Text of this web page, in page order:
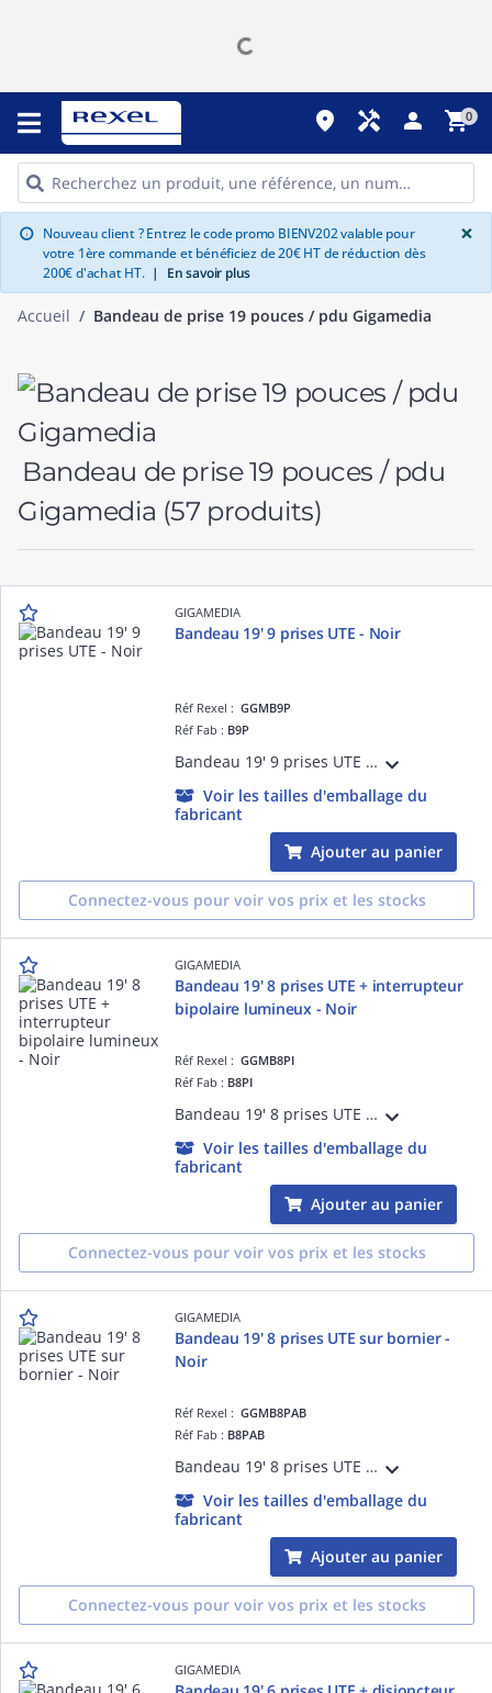
place handyman person shopping_cart0
info Nouveau client ? Entrez le code promo BIENV202 valable pour
votre 1ère commande et bénéficiez de 20€ HT de réduction dès
200€ d'achat HT. | En savoir plus
×
Accueil Bandeau de prise 19 pouces / pdu Gigamedia
Bandeau de prise 19 pouces / pdu
Gigamedia (57 produits)
GIGAMEDIA
Bandeau 19' 9 prises UTE - Noir
Réf Rexel :GGMB9P
Réf Fab : B9P
Bandeau 19' 9 prises UTE 2 pôles + terre 16 A - 250 V équipé avec un cordon d'alimentation H05VVF 2 m - 3 x 1,5 mm² avec fiche Schuko 16 A - 250 V - Noir
Voir les tailles d'emballage du
fabricant
Ajouter au panier
Connectez-vous pour voir vos prix et les stocks
GIGAMEDIA
Bandeau 19' 8 prises UTE + interrupteur
bipolaire lumineux - Noir
Réf Rexel :GGMB8PI
Réf Fab : B8PI
Bandeau 19' 8 prises UTE 2 pôles + terre 16 A - 250 V équipé avec un interrupteur bipolaire lumineux et un cordon d'alimentation H05VVF 2 m - 3 x 1,5 mm² avec fiche Schuko 16 A - 250 V - Noir
Voir les tailles d'emballage du
fabricant
Ajouter au panier
Connectez-vous pour voir vos prix et les stocks
GIGAMEDIA
Bandeau 19' 8 prises UTE sur bornier -
Noir
Réf Rexel :GGMB8PAB
Réf Fab : B8PAB
Bandeau 19' 8 prises UTE 2 pôles + terre 16 A - 250 V équipé avec un bornier d'alimentation - Noir
Voir les tailles d'emballage du
fabricant
Ajouter au panier
Connectez-vous pour voir vos prix et les stocks
GIGAMEDIA